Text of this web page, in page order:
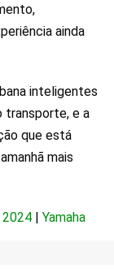
ainda
inteligentes
transporte, e a
que está
mais
2024 Yamaha